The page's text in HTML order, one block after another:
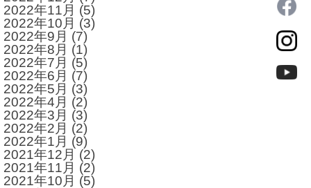
2022年11月 (5)
2022年10月 (3)
2022年9月 (7)
2022年8月 (1)
2022年7月 (5)
2022年6月 (7)
2022年5月 (3)
2022年4月 (2)
2022年3月 (3)
2022年2月 (2)
2022年1月 (9)
2021年12月 (2)
2021年11月 (2)
2021年10月 (5)